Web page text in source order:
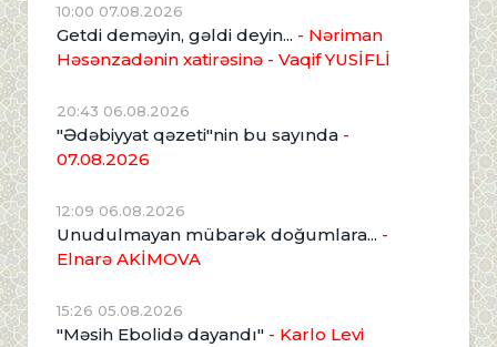
10:00 07.08.2026
Getdi deməyin, gəldi deyin... - Nəriman
Həsənzadənin xatirəsinə - Vaqif YUSİFLİ
20:43 06.08.2026
"Ədəbiyyat qəzeti"nin bu sayında -
07.08.2026
12:09 06.08.2026
Unudulmayan mübarək doğumlara... -
Elnarə AKİMOVA
15:26 05.08.2026
"Məsih Ebolidə dayandı" - Karlo Levi